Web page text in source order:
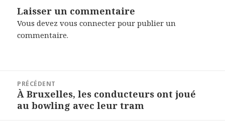
Laisser un commentaire
Vous devezvous connecter pour publier un
commentaire.
l’article
PRÉCÉDENT
Article
précédent :
À Bruxelles, les conducteurs ont joué
au bowling avec leur tram